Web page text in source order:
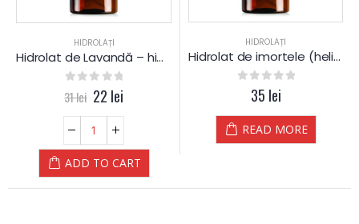
HIDROLAȚI
Hidrolat de Lavandă – hidrosol – apă florală
out of 5
31lei 22 lei
ADD TO CART
HIDROLAȚI
Hidrolat de imortele (helichrysum) – apă florală – hidrosol
out of 5
35 lei
READ MORE